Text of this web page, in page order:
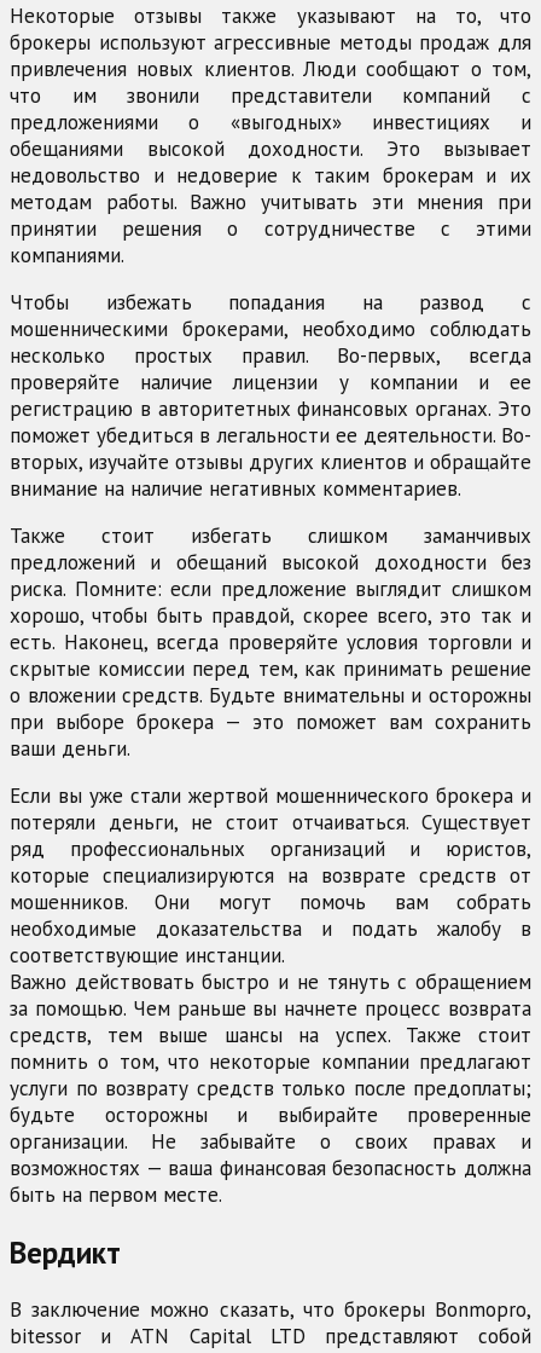
Некоторые отзывы также указывают на то, что
брокеры используют агрессивные методы продаж для
привлечения новых клиентов. Люди сообщают о том,
что им звонили представители компаний с
предложениями о «выгодных» инвестициях и
обещаниями высокой доходности. Это вызывает
недовольство и недоверие к таким брокерам и их
методам работы. Важно учитывать эти мнения при
принятии решения о сотрудничестве с этими
компаниями.
Чтобы избежать попадания на развод с
мошенническими брокерами, необходимо соблюдать
несколько простых правил. Во-первых, всегда
проверяйте наличие лицензии у компании и ее
регистрацию в авторитетных финансовых органах. Это
поможет убедиться в легальности ее деятельности. Во-
вторых, изучайте отзывы других клиентов и обращайте
внимание на наличие негативных комментариев.
Также стоит избегать слишком заманчивых
предложений и обещаний высокой доходности без
риска. Помните: если предложение выглядит слишком
хорошо, чтобы быть правдой, скорее всего, это так и
есть. Наконец, всегда проверяйте условия торговли и
скрытые комиссии перед тем, как принимать решение
о вложении средств. Будьте внимательны и осторожны
при выборе брокера — это поможет вам сохранить
ваши деньги.
Если вы уже стали жертвой мошеннического брокера и
потеряли деньги, не стоит отчаиваться. Существует
ряд профессиональных организаций и юристов,
которые специализируются на возврате средств от
мошенников. Они могут помочь вам собрать
необходимые доказательства и подать жалобу в
соответствующие инстанции.
Важно действовать быстро и не тянуть с обращением
за помощью. Чем раньше вы начнете процесс возврата
средств, тем выше шансы на успех. Также стоит
помнить о том, что некоторые компании предлагают
услуги по возврату средств только после предоплаты;
будьте осторожны и выбирайте проверенные
организации. Не забывайте о своих правах и
возможностях — ваша финансовая безопасность должна
быть на первом месте.
Вердикт
В заключение можно сказать, что брокеры Bonmopro,
bitessor и ATN Capital LTD представляют собой